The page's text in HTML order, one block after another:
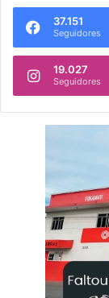
37.151
Seguidores
19.027
Seguidores